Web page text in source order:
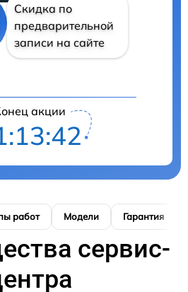
Скидка по
предварительной
записи на сайте
акции
работ Модели Гарантия
сервис-